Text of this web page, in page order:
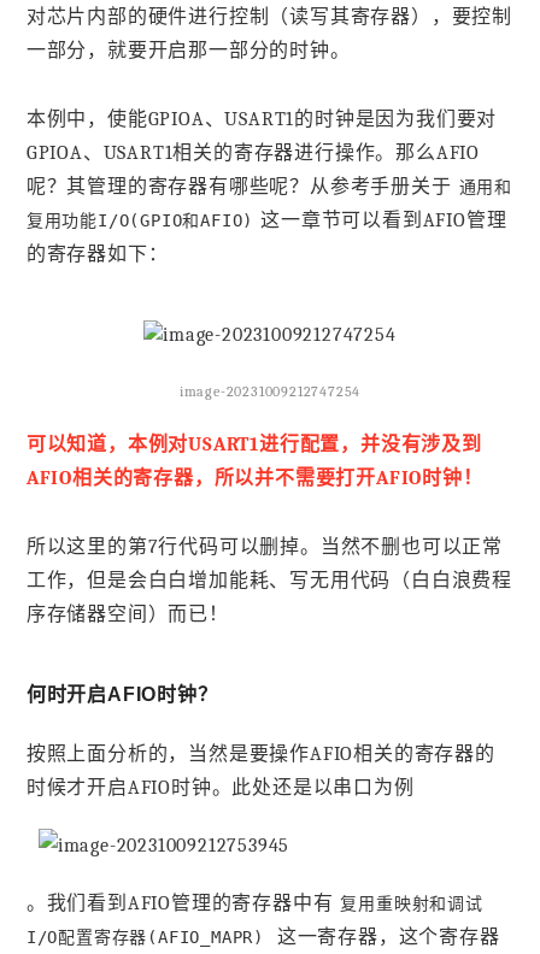
对芯片内部的硬件进行控制（读写其寄存器），要控制
一部分，就要开启那一部分的时钟。
本例中，使能GPIOA、USART1的时钟是因为我们要对
GPIOA、USART1相关的寄存器进行操作。那么AFIO
呢？其管理的寄存器有哪些呢？从参考手册关于 通用和
复用功能I/O(GPIO和AFIO) 这一章节可以看到AFIO管理
的寄存器如下：
image-20231009212747254
可以知道，本例对USART1进行配置，并没有涉及到
AFIO相关的寄存器，所以并不需要打开AFIO时钟！
所以这里的第7行代码可以删掉。当然不删也可以正常
工作，但是会白白增加能耗、写无用代码（白白浪费程
序存储器空间）而已！
何时开启AFIO时钟？
按照上面分析的，当然是要操作AFIO相关的寄存器的
时候才开启AFIO时钟。此处还是以串口为例
。我们看到AFIO管理的寄存器中有 复用重映射和调试
I/O配置寄存器(AFIO_MAPR)
这一寄存器，这个寄存器